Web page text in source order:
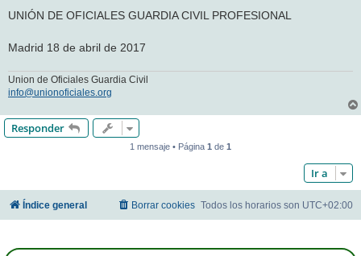
UNIÓN DE OFICIALES GUARDIA CIVIL PROFESIONAL
Madrid 18 de abril de 2017
Union de Oficiales Guardia Civil
info@unionoficiales.org
Responder
1 mensaje • Página 1 de 1
Ir a
Índice general Todos los horarios son UTC+02:00
Borrar cookies